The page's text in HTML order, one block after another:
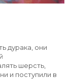
дурака, они
шерсть,
и поступили в